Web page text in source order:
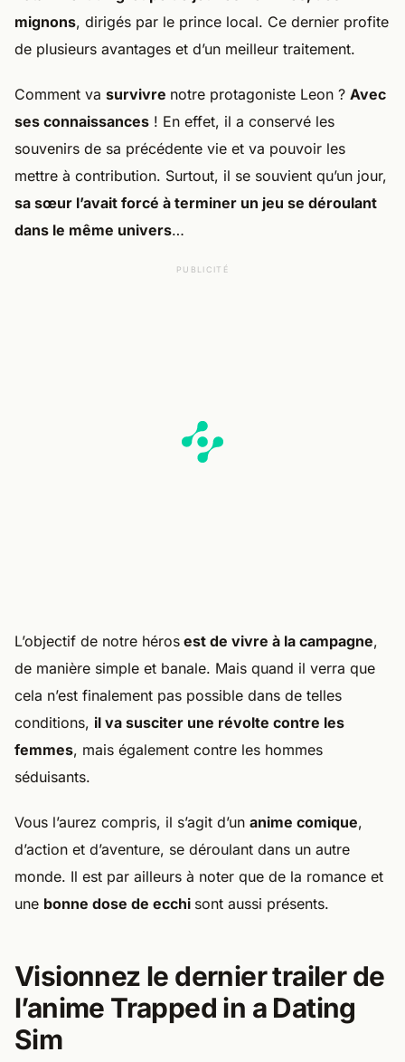
mignons, dirigés par le prince local. Ce dernier profite
de plusieurs avantages et d’un meilleur traitement.
Comment va survivre notre protagoniste Leon ? Avec
ses connaissances ! En effet, il a conservé les
souvenirs de sa précédente vie et va pouvoir les
mettre à contribution. Surtout, il se souvient qu’un jour,
sa sœur l’avait forcé à terminer un jeu se déroulant
dans le même univers…
PUBLICITÉ
L’objectif de notre héros est de vivre à la campagne,
de manière simple et banale. Mais quand il verra que
cela n’est finalement pas possible dans de telles
conditions, il va susciter une révolte contre les
femmes, mais également contre les hommes
séduisants.
Vous l’aurez compris, il s’agit d’un anime comique,
d’action et d’aventure, se déroulant dans un autre
monde. Il est par ailleurs à noter que de la romance et
une bonne dose de ecchi sont aussi présents.
Visionnez le dernier trailer de
l’anime Trapped in a Dating
Sim